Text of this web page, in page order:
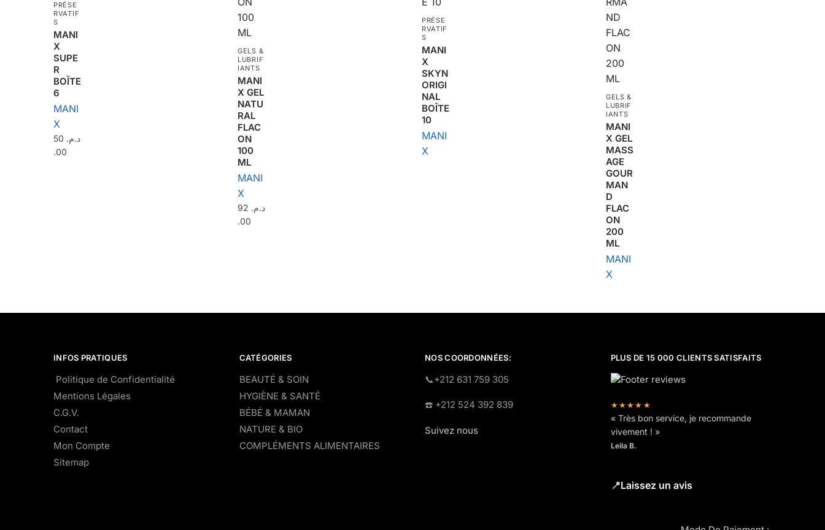
PRÉSE
RVATIF
S
MANI
X
SUPE
R
BOÎTE
6
MANI
X
د.م. 50
.00
GELS &
LUBRIF
IANTS
MANI
X GEL
NATU
RAL
FLAC
ON
100
ML
MANI
X
د.م. 92
.00
PRÉSE
RVATIF
S
MANI
X
SKYN
ORIGI
NAL
BOÎTE
10
MANI
X
GELS &
LUBRIF
IANTS
MANI
X GEL
MASS
AGE
GOUR
MAN
D
FLAC
ON
200
ML
MANI
X
INFOS PRATIQUES
Politique de Confidentialité
Mentions Légales
C.G.V.
Contact
Mon Compte
Sitemap
CATÉGORIES
BEAUTÉ & SOIN
HYGIÈNE & SANTÉ
BÉBÉ & MAMAN
NATURE & BIO
COMPLÉMENTS ALIMENTAIRES
NOS COORDONNÉES:
​📞+212 631 759 305
☎️​ +212 524 392 839
Suivez nous
PLUS DE 15 000 CLIENTS SATISFAITS
★★★★★
« Très bon service, je recommande
vivement ! »
Leila B.
📍Laissez un avis